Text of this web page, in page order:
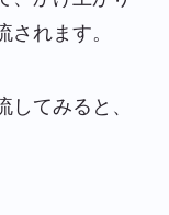
れます。
てみると、